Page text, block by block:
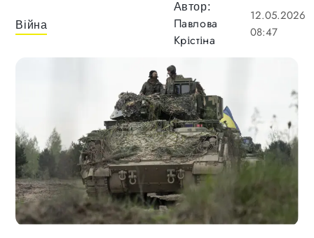
Війна
Автор:
Павлова
Крістіна
12.05.2026
08:47